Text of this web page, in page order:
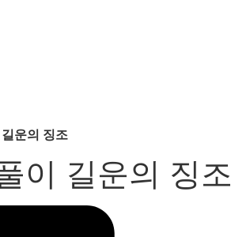
운의 징조
이 길운의 징조